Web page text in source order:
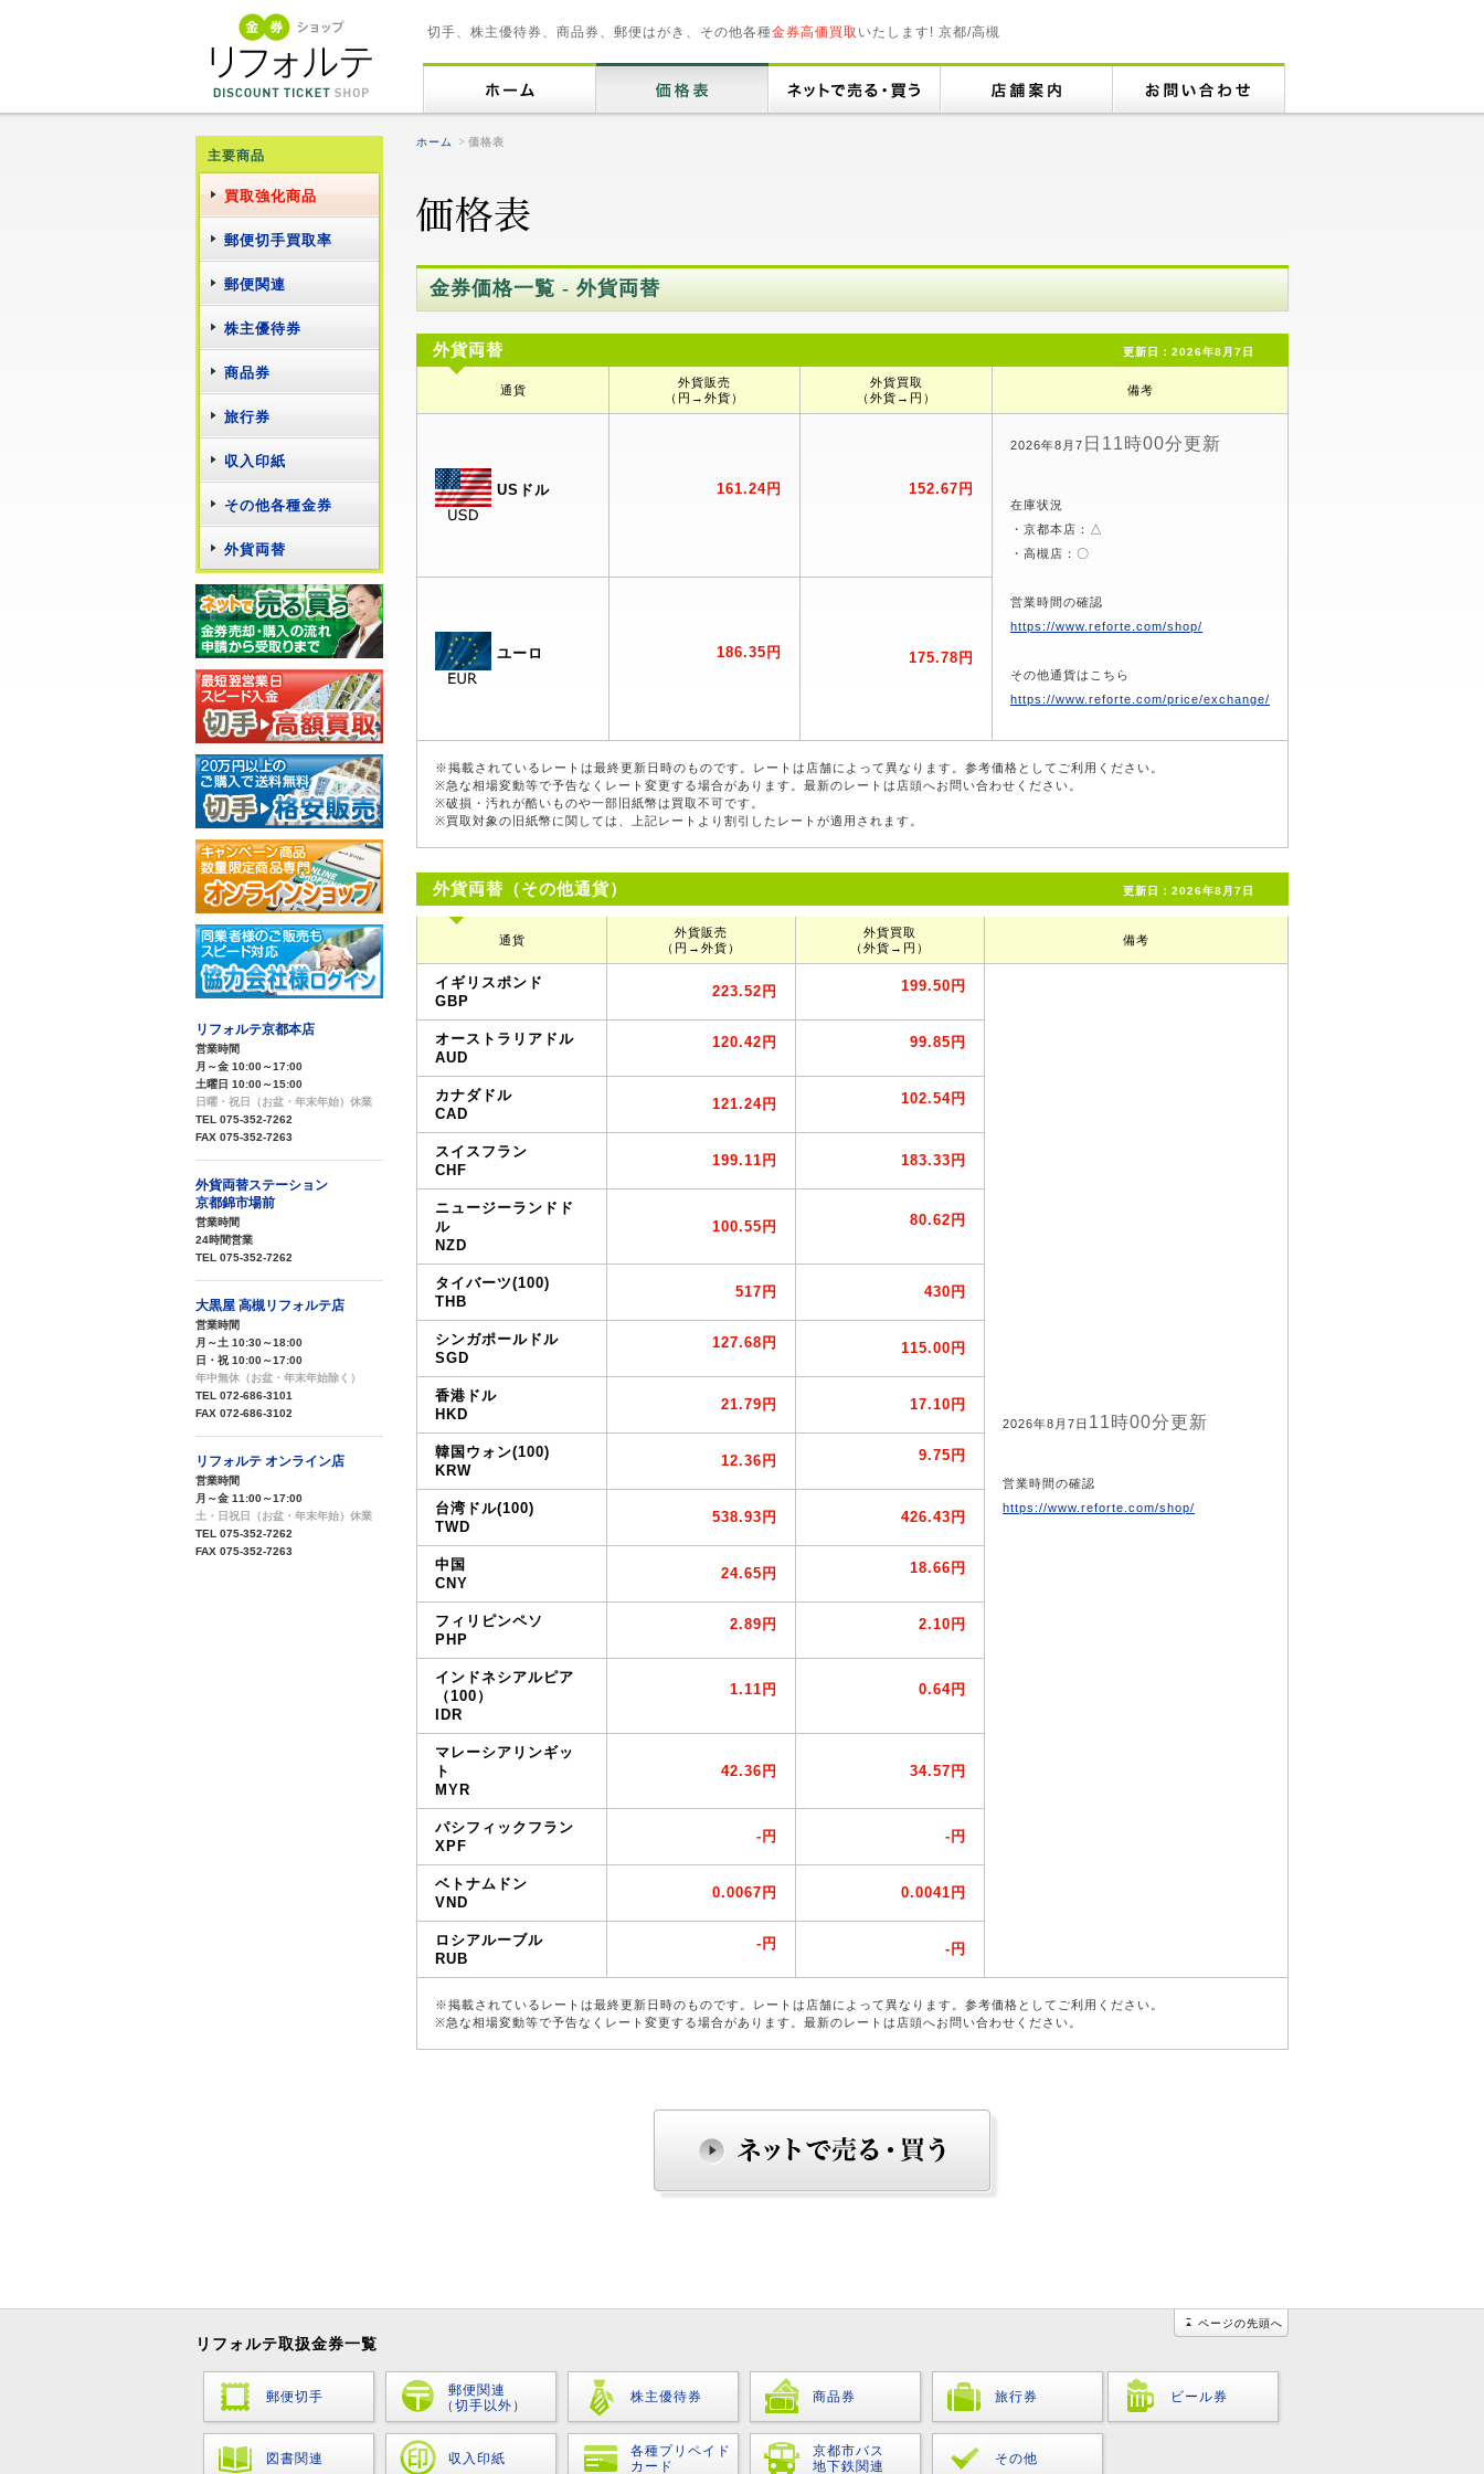
切手、株主優待券、商品券、郵便はがき、その他各種金券高価買取 いたします! 京都/高槻
ホーム 価格表
金券価格一覧 - 外貨両替
外貨両替 更新日：2026年8月7日
通貨
外貨販売
（円→外貨）
外貨買取
（外貨→円）
備考
USドル 161.24円 152.67円
2026年8月7 日11時00分更新
在庫状況
・京都本店：△
・高槻店：〇
営業時間の確認
https://www.reforte.com/shop/
その他通貨はこちら
https://www.reforte.com/price/exchange/
ユーロ 186.35円 175.78円
※掲載されているレートは最終更新日時のものです。レートは店舗によって異なります。参考価格としてご利用ください。
※急な相場変動等で予告なくレート変更する場合があります。最新のレートは店頭へお問い合わせください。
※破損・汚れが酷いものや一部旧紙幣は買取不可です。
※買取対象の旧紙幣に関しては、上記レートより割引したレートが適用されます。
外貨両替（その他通貨） 更新日：2026年8月7日
通貨
外貨販売
（円→外貨）
外貨買取
（外貨→円）
備考
イギリスポンド
GBP
223.52円 199.50円
2026年8月7日 11時00分更新
営業時間の確認
https://www.reforte.com/shop/
オーストラリアドル
AUD
120.42円 99.85円
カナダドル
CAD
121.24円 102.54円
スイスフラン
CHF
199.11円 183.33円
ニュージーランドド
ル
NZD
100.55円 80.62円
タイバーツ(100)
THB
517円 430円
シンガポールドル
SGD
127.68円 115.00 円
香港ドル
HKD
21.79円 17.10円
韓国ウォン(100)
KRW
12.36円 9.75円
台湾ドル(100)
TWD
538.93円 426.43円
中国
CNY
24.65円 18.66円
フィリピンペソ
PHP
2.89円 2.10円
インドネシアルピア
（100）
IDR
1.11円 0.64円
マレーシアリンギッ
ト
MYR
42.36円 34.57円
パシフィックフラン
XPF
-円 -円
ベトナムドン
VND
0.0067円 0.0041円
ロシアルーブル
RUB
-円 -円
※掲載されているレートは最終更新日時のものです。レートは店舗によって異なります。参考価格としてご利用ください。
※急な相場変動等で予告なくレート変更する場合があります。最新のレートは店頭へお問い合わせください。
主要商品
買取強化商品
郵便切手買取率
郵便関連
株主優待券
商品券
旅行券
収入印紙
その他各種金券
外貨両替
リフォルテ京都本店
営業時間
月～金 10:00～17:00
土曜日 10:00～15:00
日曜・祝日（お盆・年末年始）休業
TEL 075-352-7262
FAX 075-352-7263
外貨両替ステーション
京都錦市場前
営業時間
24時間営業
TEL 075-352-7262
大黒屋 高槻リフォルテ店
営業時間
月～土 10:30～18:00
日・祝 10:00～17:00
年中無休（お盆・年末年始除く）
TEL 072-686-3101
FAX 072-686-3102
リフォルテ オンライン店
営業時間
月～金 11:00～17:00
土・日祝日（お盆・年末年始）休業
TEL 075-352-7262
FAX 075-352-7263
リフォルテ取扱金券一覧
郵便切手
郵便関連
（切手以外）
株主優待券 商品券 旅行券 ビール券
図書関連 収入印紙
各種プリペイド
カード
京都市バス
地下鉄関連
その他
ページの先頭へ